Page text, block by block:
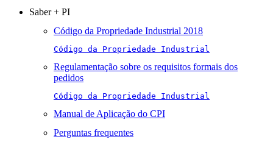
Saber + PI
Código da Propriedade Industrial 2018
Código da Propriedade Industrial
Regulamentação sobre os requisitos formais dos
pedidos
Código da Propriedade Industrial
Manual de Aplicação do CPI
Perguntas frequentes